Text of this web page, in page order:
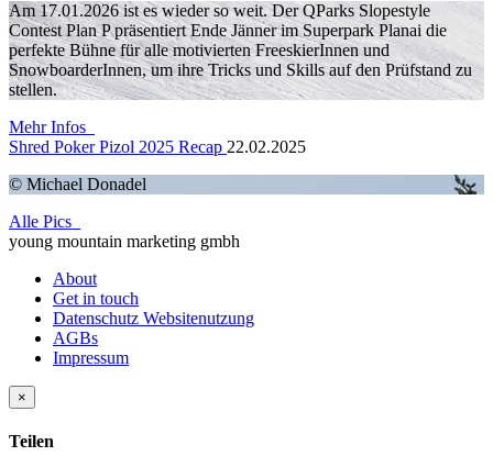
Am 17.01.2026 ist es wieder so weit. Der QParks Slopestyle
Contest Plan P präsentiert Ende Jänner im Superpark Planai die
perfekte Bühne für alle motivierten FreeskierInnen und
SnowboarderInnen, um ihre Tricks und Skills auf den Prüfstand zu
stellen.
Mehr Infos
Shred Poker Pizol 2025 Recap 22.02.2025
© Michael Donadel
Alle Pics
young mountain marketing gmbh
About
Get in touch
Datenschutz Websitenutzung
AGBs
Impressum
×
Teilen